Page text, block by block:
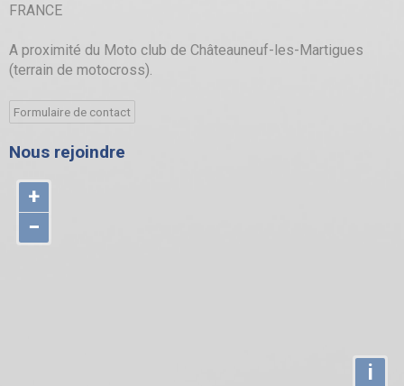
FRANCE
A proximité du Moto club de Châteauneuf-les-Martigues
(terrain de motocross).
Formulaire de contact
Nous rejoindre
+
−
i